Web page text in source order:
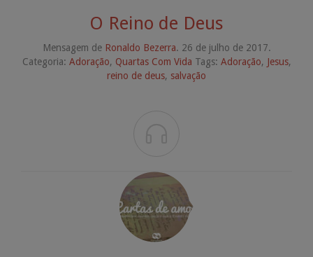
O Reino de Deus
Mensagem de Ronaldo Bezerra. 26 de julho de 2017.
Categoria: Adoração, Quartas Com Vida Tags: Adoração, Jesus,
reino de deus, salvação